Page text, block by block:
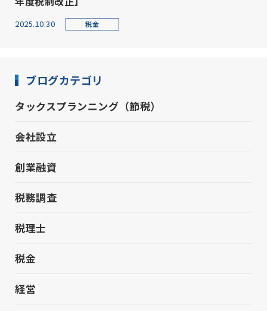
2025.10.30 税金
ブログカテゴリ
タックスプランニング（節税）
会社設立
創業融資
税務調査
税理士
税金
経営